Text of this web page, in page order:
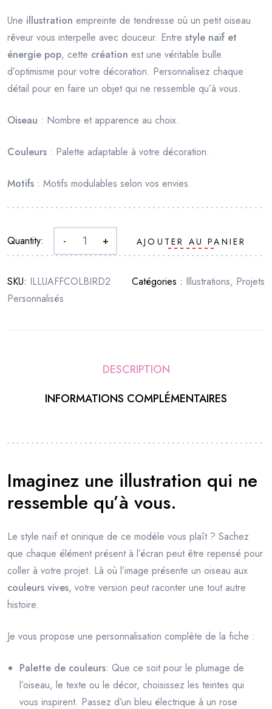
Une illustration empreinte de tendresse où un petit oiseau
rêveur vous interpelle avec douceur. Entre style naïf et
énergie pop, cette création est une véritable bulle
d’optimisme pour votre décoration. Personnalisez chaque
détail pour en faire un objet qui ne ressemble qu’à vous.
Oiseau : Nombre et apparence au choix.
Couleurs : Palette adaptable à votre décoration.
Motifs : Motifs modulables selon vos envies.
Quantity: - + AJOUTER AU PANIER
SKU: ILLUAFFCOLBIRD2 Catégories : Illustrations, Projets
Personnalisés
DESCRIPTION
INFORMATIONS COMPLÉMENTAIRES
Imaginez une illustration qui ne
ressemble qu’à vous.
Le style naïf et onirique de ce modèle vous plaît ? Sachez
que chaque élément présent à l’écran peut être repensé pour
coller à votre projet. Là où l’image présente un oiseau aux
couleurs vives, votre version peut raconter une tout autre
histoire.
Je vous propose une personnalisation complète de la fiche :
Palette de couleurs: Que ce soit pour le plumage de
l’oiseau, le texte ou le décor, choisissez les teintes qui
vous inspirent. Passez d’un bleu électrique à un rose